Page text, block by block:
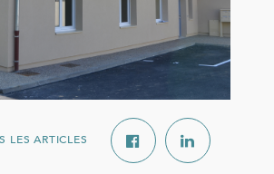
LES ARTICLES